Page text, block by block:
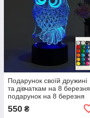
Подарунок своїй дружині
та дівчаткам на 8 березня,
подарунок на 8 березня
подарунок на 8 березня
550 ₴